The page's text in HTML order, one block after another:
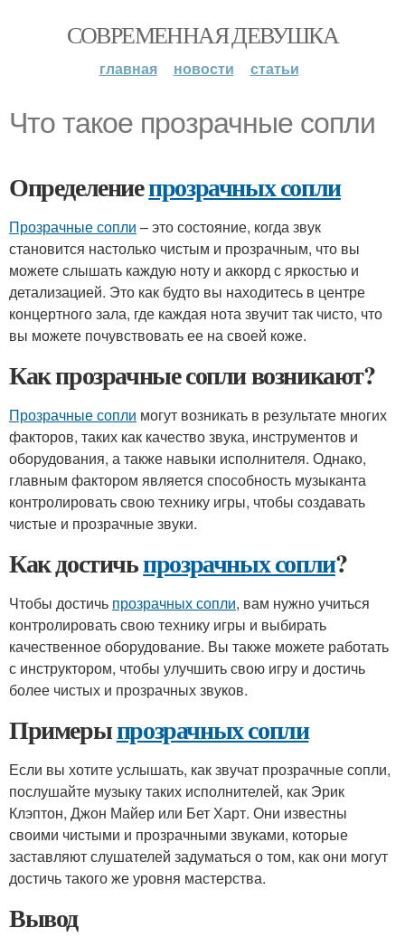
СОВРЕМЕННАЯ ДЕВУШКА
главная новости статьи
Что такое прозрачные сопли
Определениепрозрачных сопли
Прозрачные сопли – это состояние, когда звук
становится настолько чистым и прозрачным, что вы
можете слышать каждую ноту и аккорд с яркостью и
детализацией. Это как будто вы находитесь в центре
концертного зала, где каждая нота звучит так чисто, что
вы можете почувствовать ее на своей коже.
Как прозрачные сопли возникают?
Прозрачные сопли могут возникать в результате многих
факторов, таких как качество звука, инструментов и
оборудования, а также навыки исполнителя. Однако,
главным фактором является способность музыканта
контролировать свою технику игры, чтобы создавать
чистые и прозрачные звуки.
Как достичьпрозрачных сопли?
Чтобы достичь прозрачных сопли, вам нужно учиться
контролировать свою технику игры и выбирать
качественное оборудование. Вы также можете работать
с инструктором, чтобы улучшить свою игру и достичь
более чистых и прозрачных звуков.
Примерыпрозрачных сопли
Если вы хотите услышать, как звучат прозрачные сопли,
послушайте музыку таких исполнителей, как Эрик
Клэптон, Джон Майер или Бет Харт. Они известны
своими чистыми и прозрачными звуками, которые
заставляют слушателей задуматься о том, как они могут
достичь такого же уровня мастерства.
Вывод